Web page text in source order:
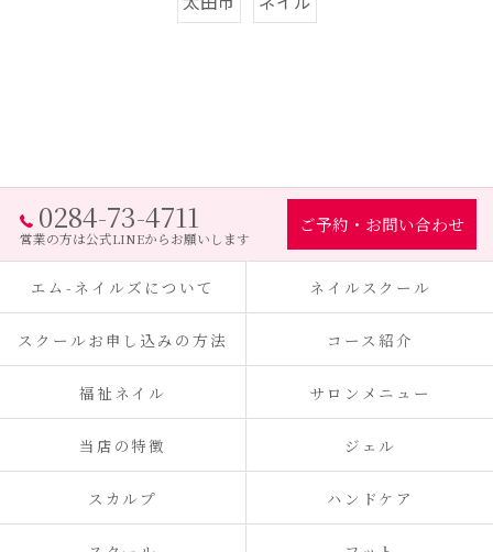
0284-73-4711
営業の方は公式LINEからお願いします
ご予約・お問い合わせ
エム-ネイルズについて ネイルスクール
スクールお申し込みの方法 コース紹介
福祉ネイル サロンメニュー
当店の特徴 ジェル
スカルプ ハンドケア